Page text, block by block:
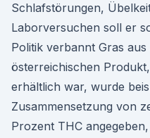
Schlafstörungen,
Laborversuchen soll er
Politik verbannt Gras
österreichischen
erhältlich war, wurde
Zusammensetzung von
Prozent THC